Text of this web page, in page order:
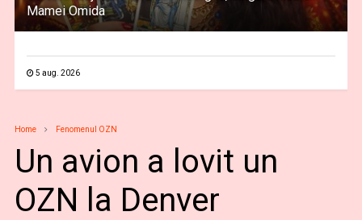
Mamei Omida
5 aug. 2026
Home Fenomenul OZN
Un avion a lovit un
OZN la Denver